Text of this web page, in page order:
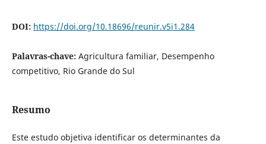
DOI: https://doi.org/10.18696/reunir.v5i1.284
Palavras-chave: Agricultura familiar, Desempenho
competitivo, Rio Grande do Sul
Resumo
Este estudo objetiva identificar os determinantes da